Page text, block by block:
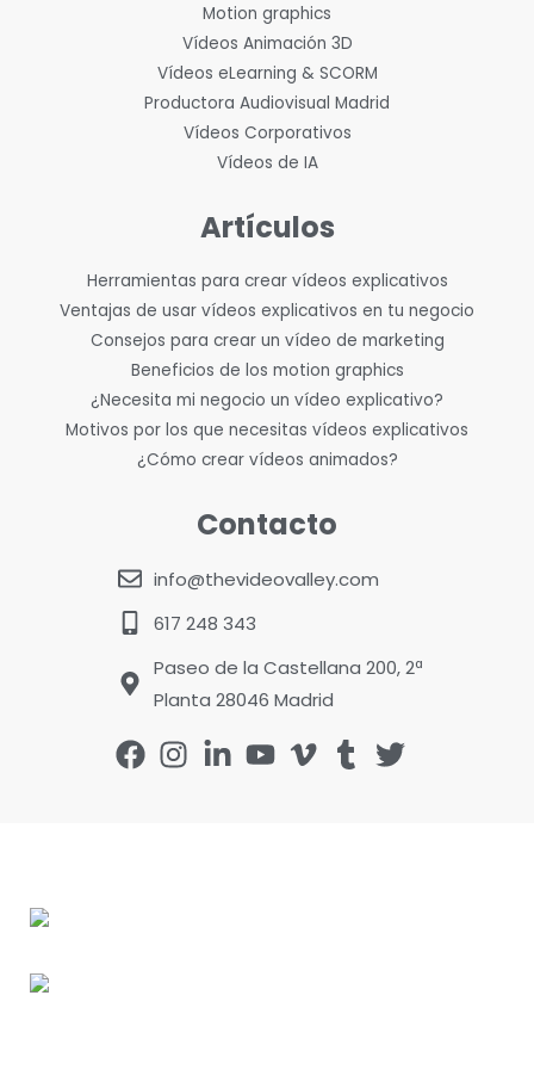
Motion graphics
Vídeos Animación 3D
Vídeos eLearning & SCORM
Productora Audiovisual Madrid
Vídeos Corporativos
Vídeos de IA
Artículos
Herramientas para crear vídeos explicativos
Ventajas de usar vídeos explicativos en tu negocio
Consejos para crear un vídeo de marketing
Beneficios de los motion graphics
¿Necesita mi negocio un vídeo explicativo?
Motivos por los que necesitas vídeos explicativos
¿Cómo crear vídeos animados?
Contacto
info@thevideovalley.com
617 248 343
Paseo de la Castellana 200, 2ª
Planta 28046 Madrid